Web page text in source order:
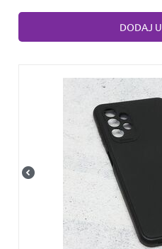
DODAJ